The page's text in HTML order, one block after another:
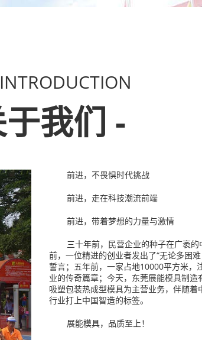
我们 -
前进，不畏惧时代挑战
前进，走在科技潮流前端
前进，带着梦想的力量与激情
三十年前，民营企业的种子在广袤
前，一位精进的创业者发出了“无论多困
誓言；五年前，一家占地10000平方米，
业的传奇篇章；今天，东莞展能模具制
吸塑包装热成型模具为主营业务，伴随
行业打上中国智造的标签。
展能模具，品质至上！